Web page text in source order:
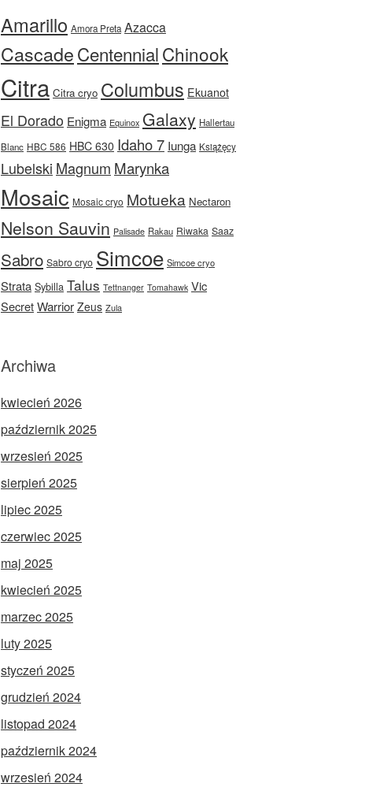
Amarillo Amora Preta Azacca
CascadeCentennialChinook
Citra Citra cryo Columbus Ekuanot
El Dorado Enigma Equinox Galaxy Hallertau
Blanc HBC 586 HBC 630 Idaho 7 Iunga Książęcy
Lubelski Magnum Marynka
Mosaic Mosaic cryo Motueka Nectaron
Nelson Sauvin Palisade Rakau Riwaka Saaz
Sabro Sabro cryo Simcoe Simcoe cryo
Strata Sybilla Talus Tettnanger Tomahawk Vic
SecretWarrior Zeus Zula
Archiwa
kwiecień 2026
październik 2025
wrzesień 2025
sierpień 2025
lipiec 2025
czerwiec 2025
maj 2025
kwiecień 2025
marzec 2025
luty 2025
styczeń 2025
grudzień 2024
listopad 2024
październik 2024
wrzesień 2024